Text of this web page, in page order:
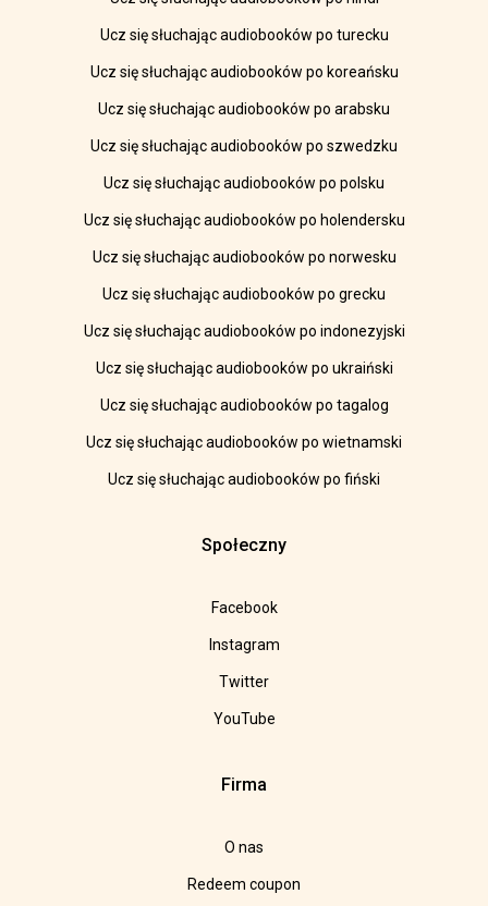
Ucz się słuchając audiobooków po turecku
Ucz się słuchając audiobooków po koreańsku
Ucz się słuchając audiobooków po arabsku
Ucz się słuchając audiobooków po szwedzku
Ucz się słuchając audiobooków po polsku
Ucz się słuchając audiobooków po holendersku
Ucz się słuchając audiobooków po norwesku
Ucz się słuchając audiobooków po grecku
Ucz się słuchając audiobooków po indonezyjski
Ucz się słuchając audiobooków po ukraiński
Ucz się słuchając audiobooków po tagalog
Ucz się słuchając audiobooków po wietnamski
Ucz się słuchając audiobooków po fiński
Społeczny
Facebook
Instagram
Twitter
YouTube
Firma
O nas
Redeem coupon